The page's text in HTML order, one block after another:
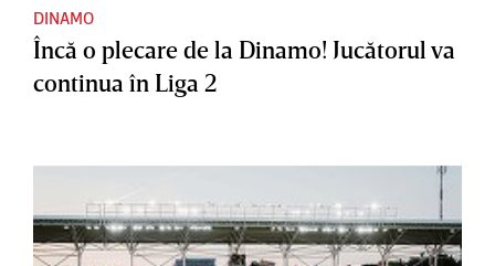
DINAMO
Încă o plecare de la Dinamo! Jucătorul va
continua în Liga 2